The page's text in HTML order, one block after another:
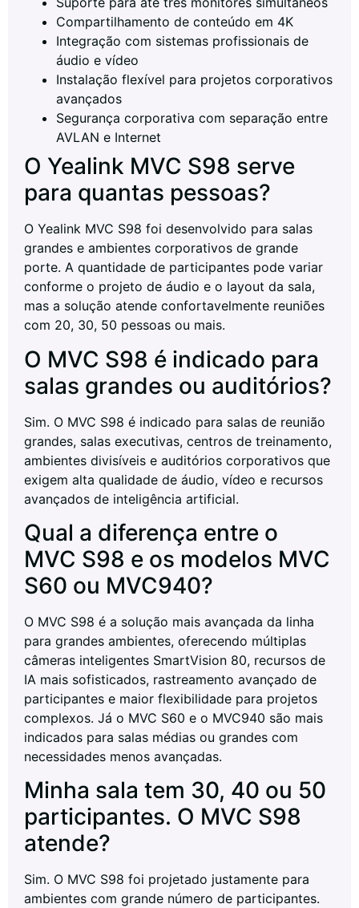
Compartilhamento de conteúdo em 4K
Integração com sistemas profissionais de
áudio e vídeo
Instalação flexível para projetos corporativos
avançados
Segurança corporativa com separação entre
AVLAN e Internet
O Yealink MVC S98 serve
para quantas pessoas?
O Yealink MVC S98 foi desenvolvido para salas
grandes e ambientes corporativos de grande
porte. A quantidade de participantes pode variar
conforme o projeto de áudio e o layout da sala,
mas a solução atende confortavelmente reuniões
com 20, 30, 50 pessoas ou mais.
O MVC S98 é indicado para
salas grandes ou auditórios?
Sim. O MVC S98 é indicado para salas de reunião
grandes, salas executivas, centros de treinamento,
ambientes divisíveis e auditórios corporativos que
exigem alta qualidade de áudio, vídeo e recursos
avançados de inteligência artificial.
Qual a diferença entre o
MVC S98 e os modelos MVC
S60 ou MVC940?
O MVC S98 é a solução mais avançada da linha
para grandes ambientes, oferecendo múltiplas
câmeras inteligentes SmartVision 80, recursos de
IA mais sofisticados, rastreamento avançado de
participantes e maior flexibilidade para projetos
complexos. Já o MVC S60 e o MVC940 são mais
indicados para salas médias ou grandes com
necessidades menos avançadas.
Minha sala tem 30, 40 ou 50
participantes. O MVC S98
atende?
Sim. O MVC S98 foi projetado justamente para
ambientes com grande número de participantes.